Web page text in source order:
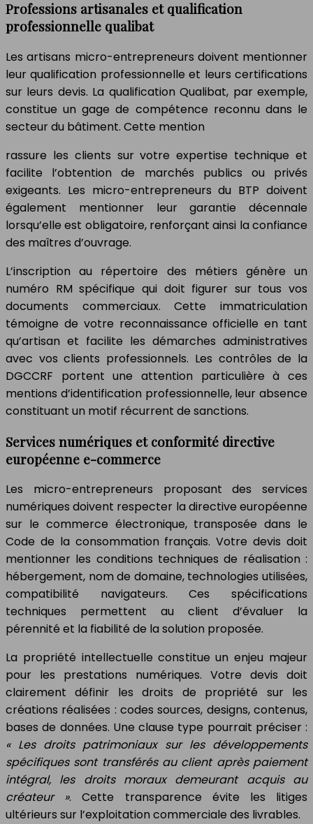
Professions artisanales et qualification
professionnelle qualibat
Les artisans micro-entrepreneurs doivent mentionner
leur qualification professionnelle et leurs certifications
sur leurs devis. La qualification Qualibat, par exemple,
constitue un gage de compétence reconnu dans le
secteur du bâtiment. Cette mention
rassure les clients sur votre expertise technique et
facilite l’obtention de marchés publics ou privés
exigeants. Les micro-entrepreneurs du BTP doivent
également mentionner leur garantie décennale
lorsqu’elle est obligatoire, renforçant ainsi la confiance
des maîtres d’ouvrage.
L’inscription au répertoire des métiers génère un
numéro RM spécifique qui doit figurer sur tous vos
documents commerciaux. Cette immatriculation
témoigne de votre reconnaissance officielle en tant
qu’artisan et facilite les démarches administratives
avec vos clients professionnels. Les contrôles de la
DGCCRF portent une attention particulière à ces
mentions d’identification professionnelle, leur absence
constituant un motif récurrent de sanctions.
Services numériques et conformité directive
européenne e-commerce
Les micro-entrepreneurs proposant des services
numériques doivent respecter la directive européenne
sur le commerce électronique, transposée dans le
Code de la consommation français. Votre devis doit
mentionner les conditions techniques de réalisation :
hébergement, nom de domaine, technologies utilisées,
compatibilité navigateurs. Ces spécifications
techniques permettent au client d’évaluer la
pérennité et la fiabilité de la solution proposée.
La propriété intellectuelle constitue un enjeu majeur
pour les prestations numériques. Votre devis doit
clairement définir les droits de propriété sur les
créations réalisées : codes sources, designs, contenus,
bases de données. Une clause type pourrait préciser :
« Les droits patrimoniaux sur les développements
spécifiques sont transférés au client après paiement
intégral, les droits moraux demeurant acquis au
créateur ». Cette transparence évite les litiges
ultérieurs sur l’exploitation commerciale des livrables.